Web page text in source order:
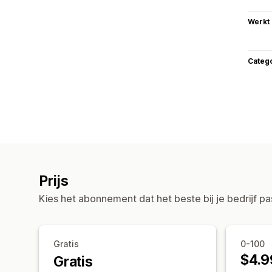
Werkt
Prijs
Kies het abonnement dat het beste bij je bedrijf
Gratis
Gratis
0-100